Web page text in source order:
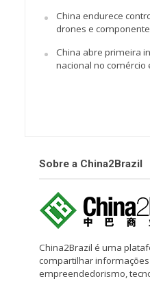
China endurece
drones e
China abre primeira
nacional no comércio
Sobre a China2Brazil
China2Brazil é uma
compartilhar
empreendedorismo,